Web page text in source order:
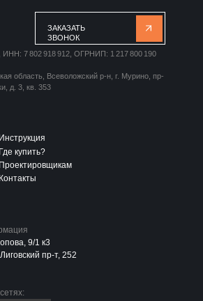
Инструкция
Где купить?
Проектировщикам
Контакты
9/1 к3
пр-т, 252
ЗАКАЗАТЬ
ЗВОНОК
7 802 918 912, ОГРНИП: 1 217 800 190
область, Всеволожский р-н, г. Мурино, пр-
д. 3, кв. 353